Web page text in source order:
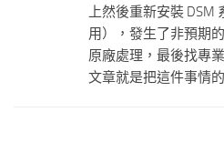
上然後重新安裝
用），發生了非預期
原廠處理，最後找專
文章就是把這件事情